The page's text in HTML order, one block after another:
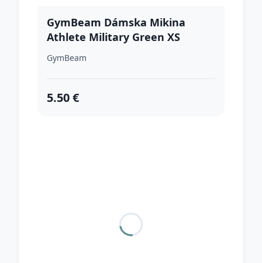
GymBeam Dámska Mikina
Athlete Military Green XS
GymBeam
5.50 €